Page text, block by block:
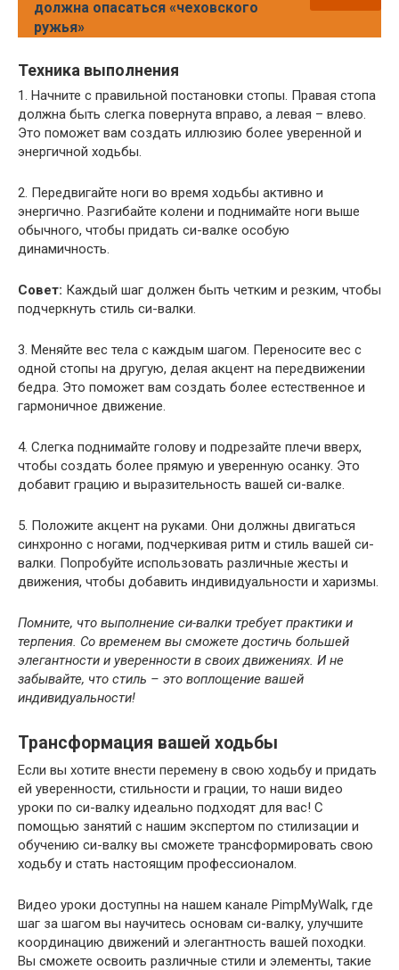
должна опасаться «чеховского
ружья»
Техника выполнения
1. Начните с правильной постановки стопы. Правая стопа
должна быть слегка повернута вправо, а левая – влево.
Это поможет вам создать иллюзию более уверенной и
энергичной ходьбы.
2. Передвигайте ноги во время ходьбы активно и
энергично. Разгибайте колени и поднимайте ноги выше
обычного, чтобы придать си-валке особую
динамичность.
Совет: Каждый шаг должен быть четким и резким, чтобы
подчеркнуть стиль си-валки.
3. Меняйте вес тела с каждым шагом. Переносите вес с
одной стопы на другую, делая акцент на передвижении
бедра. Это поможет вам создать более естественное и
гармоничное движение.
4. Слегка поднимайте голову и подрезайте плечи вверх,
чтобы создать более прямую и уверенную осанку. Это
добавит грацию и выразительность вашей си-валке.
5. Положите акцент на руками. Они должны двигаться
синхронно с ногами, подчеркивая ритм и стиль вашей си-
валки. Попробуйте использовать различные жесты и
движения, чтобы добавить индивидуальности и харизмы.
Помните, что выполнение си-валки требует практики и
терпения. Со временем вы сможете достичь большей
элегантности и уверенности в своих движениях. И не
забывайте, что стиль – это воплощение вашей
индивидуальности!
Трансформация вашей ходьбы
Если вы хотите внести перемену в свою ходьбу и придать
ей уверенности, стильности и грации, то наши видео
уроки по си-валку идеально подходят для вас! С
помощью занятий с нашим экспертом по стилизации и
обучению си-валку вы сможете трансформировать свою
ходьбу и стать настоящим профессионалом.
Видео уроки доступны на нашем канале PimpMyWalk, где
шаг за шагом вы научитесь основам си-валку, улучшите
координацию движений и элегантность вашей походки.
Вы сможете освоить различные стили и элементы, такие